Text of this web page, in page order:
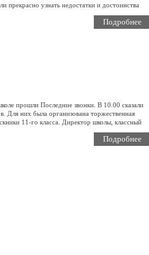
прекрасно узнать недостатки и достоинства
Подробнее
прошли Последние звонки. В 10.00 сказали
Для них была организована торжественная
11-го класса. Директор школы, классный
Подробнее